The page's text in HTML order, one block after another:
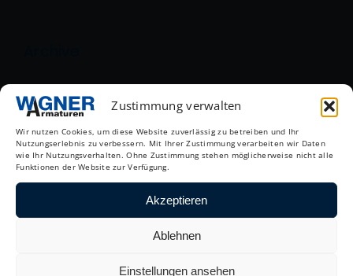
Zustimmung verwalten
Wir nutzen Cookies, um diese Website zuverlässig zu betreiben und Ihr
Nutzungserlebnis zu verbessern. Mit Ihrer Zustimmung verarbeiten wir Daten
wie Ihr Nutzungsverhalten. Ohne Zustimmung stehen möglicherweise nicht alle
Funktionen der Website zur Verfügung.
Akzeptieren
Ablehnen
Einstellungen ansehen
August 2026
Mai 2026
April 2026